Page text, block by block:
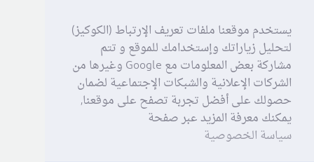
يستخدم موقعنا ملفات تعريف الإرتباط (الكوكيز)
لتحليل زياراتك وإستخدامك للموقع و تتم
مشاركة بعض المعلومات مع Google وغيرها من
الشركات الإعلانية والشبكات الإجتماعية لضمان
حصولك على أفضل تجربة تصفح على موقعنا,
يمكنك معرفة المزيد عبر صفحة
سياسة الخصوصية